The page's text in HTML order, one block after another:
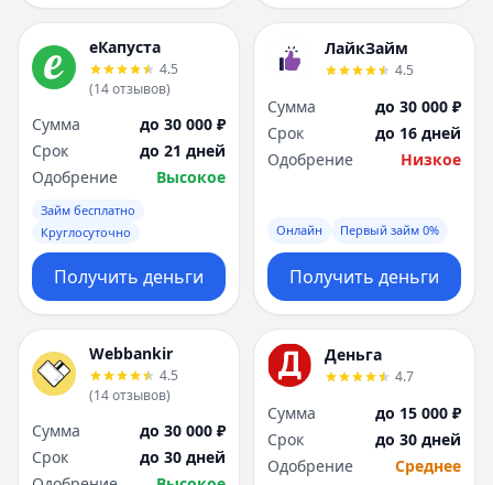
еКапуста
4.5
(14отзывов)
Сумма
до 30 000 ₽
Срок
до 21 дней
Одобрение
Высокое
Займ бесплатно
Круглосуточно
Получить деньги
ЛайкЗайм
4.5
Сумма
до 30 000 ₽
Срок
до 16 дней
Одобрение
Низкое
Онлайн Первый займ 0%
Получить деньги
Webbankir
4.5
(14отзывов)
Сумма
до 30 000 ₽
Срок
до 30 дней
Деньга
4.7
Сумма
до 15 000 ₽
Срок
до 30 дней
Одобрение
Среднее